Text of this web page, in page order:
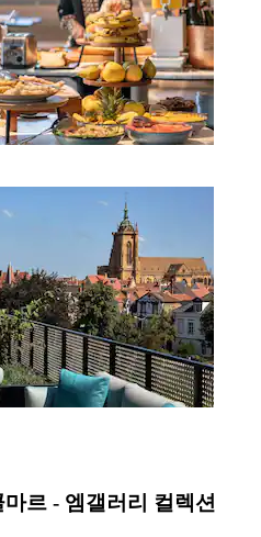
르 - 엠갤러리 컬렉션